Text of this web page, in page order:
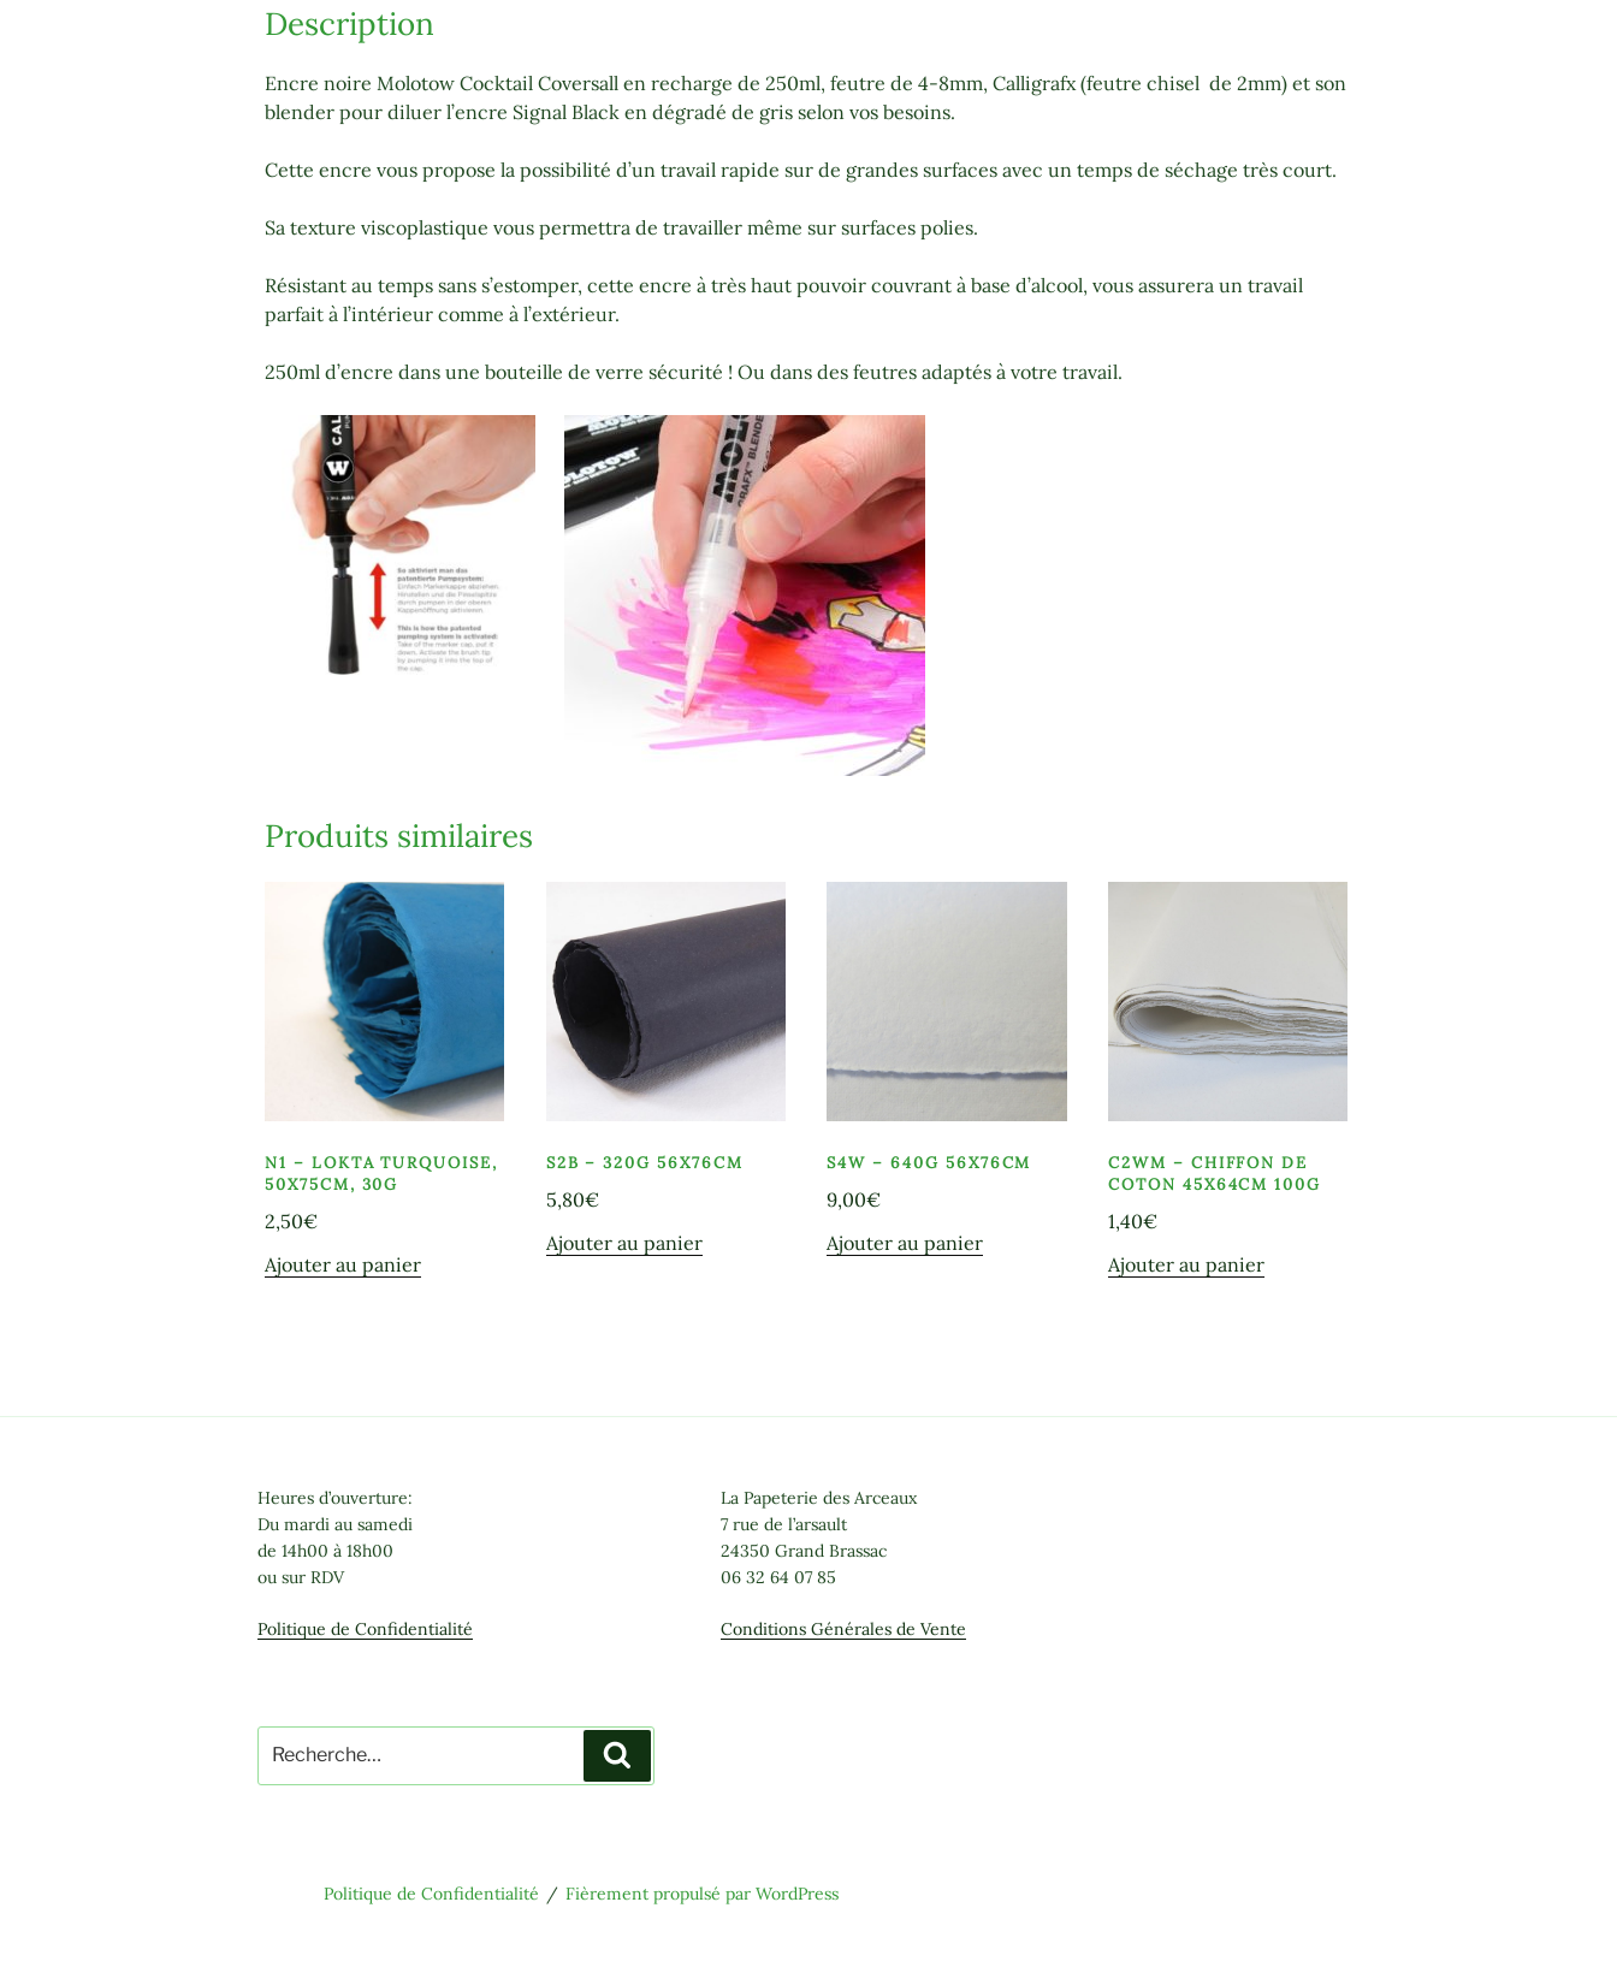
Description
Encre noire Molotow Cocktail Coversall en recharge de 250ml, feutre de 4-8mm, Calligrafx (feutre chisel de 2mm) et son
blender pour diluer l’encre Signal Black en dégradé de gris selon vos besoins.
Cette encre vous propose la possibilité d’un travail rapide sur de grandes surfaces avec un temps de séchage très court.
Sa texture viscoplastique vous permettra de travailler même sur surfaces polies.
Résistant au temps sans s’estomper, cette encre à très haut pouvoir couvrant à base d’alcool, vous assurera un travail
parfait à l’intérieur comme à l’extérieur.
250ml d’encre dans une bouteille de verre sécurité ! Ou dans des feutres adaptés à votre travail.
Produits similaires
N1 – LOKTA TURQUOISE,
50X75CM, 30G
2,50€
Ajouter au panier
S2B – 320G 56X76CM
5,80€
Ajouter au panier
S4W – 640G 56X76CM
9,00€
Ajouter au panier
C2WM – CHIFFON DE
COTON 45X64CM 100G
1,40€
Ajouter au panier
Heures d’ouverture:
Du mardi au samedi
de 14h00 à 18h00
ou sur RDV
Politique de Confidentialité
pour
:
La Papeterie des Arceaux
7 rue de l’arsault
24350 Grand Brassac
06 32 64 07 85
Conditions Générales de Vente
Politique de Confidentialité Fièrement propulsé par WordPress